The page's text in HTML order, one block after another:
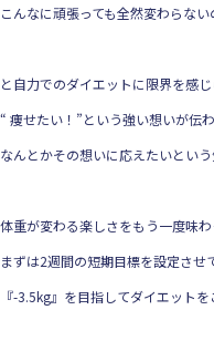
こんなに頑張っても全然変わらない
と自力でのダイエットに限界を感
“ 痩せたい！”という強い想いが伝わ
なんとかその想いに応えたいという
体重が変わる楽しさをもう一度味
まずは2週間の短期目標を設定させ
『-3.5kg』を目指してダイエット